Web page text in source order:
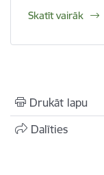
Skatīt vairāk
Drukāt lapu
Dalīties